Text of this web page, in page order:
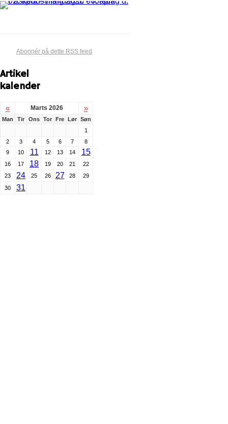
Abonnér på dette RSS feed
Artikel
kalender
« Marts 2026 »
Man Tir Ons Tor Fre Lør Søn
1
2
3 4 5 6 7
8
9
10 11 12 13 14 15
16 17 18 19 20 21
22
23
24 25 26 27 28
29
30
31